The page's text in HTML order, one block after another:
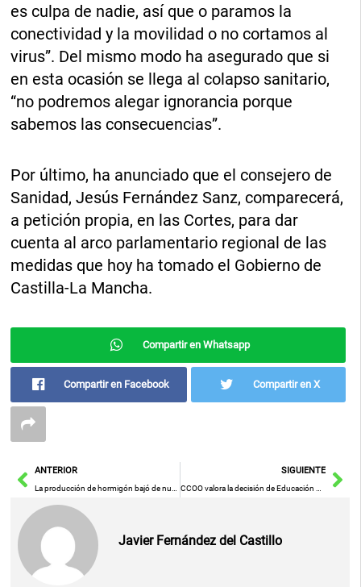
es culpa de nadie, así que o paramos la
conectividad y la movilidad o no cortamos al
virus”. Del mismo modo ha asegurado que si
en esta ocasión se llega al colapso sanitario,
“no podremos alegar ignorancia porque
sabemos las consecuencias”.
Por último, ha anunciado que el consejero de
Sanidad, Jesús Fernández Sanz, comparecerá,
a petición propia, en las Cortes, para dar
cuenta al arco parlamentario regional de las
medidas que hoy ha tomado el Gobierno de
Castilla-La Mancha.
Compartir en Whatsapp
Compartir en Facebook Compartir en X
AntANTERIOR
La producción de hormigón bajó de nuevo en el tercer trimestre de 2020, acumulando una caída del 10,4%
SIGUIENTE
CCOO valora la decisión de Educación de mantener cerrados los centros donde no está garantizada la seguridad, pero urge la reapertura
Javier Fernández del Castillo